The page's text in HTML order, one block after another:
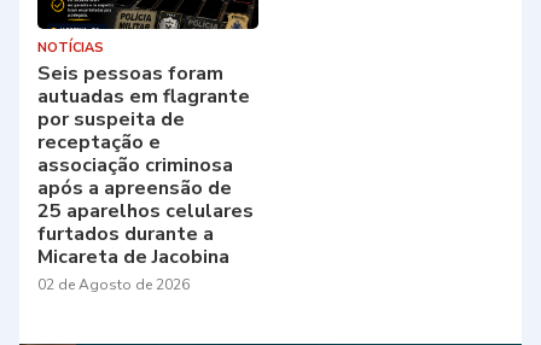
NOTÍCIAS
Seis pessoas foram
autuadas em flagrante
por suspeita de
receptação e
associação criminosa
após a apreensão de
25 aparelhos celulares
furtados durante a
Micareta de Jacobina
02 de Agosto de 2026